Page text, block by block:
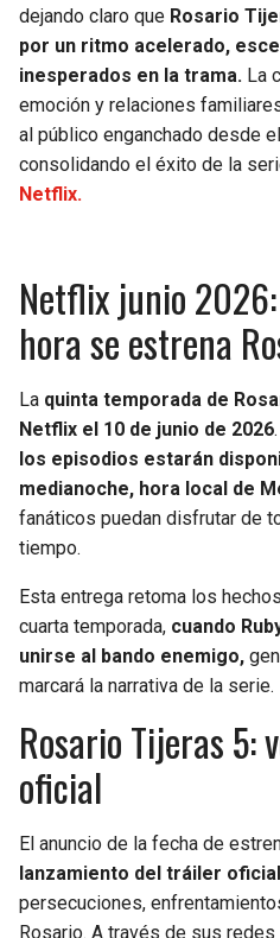
dejando claro que Rosario
por un ritmo acelerado,
inesperados en la trama. La
emoción y relaciones
al público enganchado desde
consolidando el éxito de la
Netflix.
Netflix junio
hora se estrena
La quinta temporada de
Netflix el 10 de junio de 2026
los episodios estarán
medianoche, hora local de
fanáticos puedan disfrutar de
tiempo.
Esta entrega retoma los
cuarta temporada, cuando
unirse al bando enemigo,
marcará la narrativa de la serie.
Rosario Tijeras 5:
oficial
El anuncio de la fecha de
lanzamiento del tráiler oficial
persecuciones,
Rosario. A través de sus